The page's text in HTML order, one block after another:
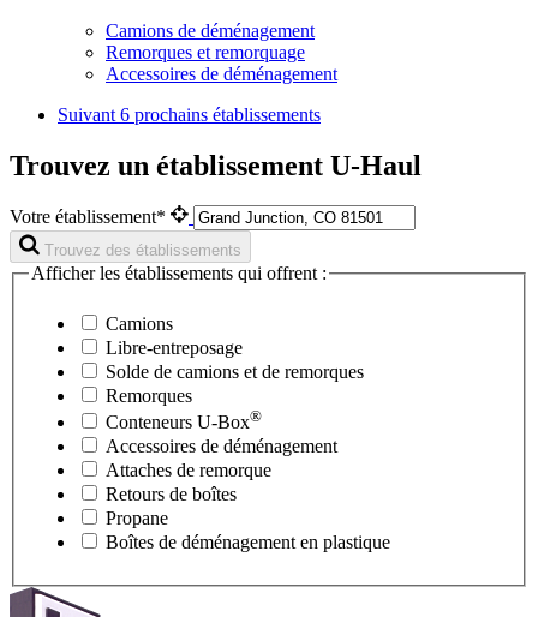
Camions de déménagement
Remorques et remorquage
Accessoires de déménagement
Suivant 6 prochains établissements
Trouvez un établissement U-Haul
Votre établissement*
Trouvez des établissements
Afficher les établissements qui offrent :
Camions
Libre-entreposage
Solde de camions et de remorques
Remorques
Conteneurs U-Box®
Accessoires de déménagement
Attaches de remorque
Retours de boîtes
Propane
Boîtes de déménagement en plastique